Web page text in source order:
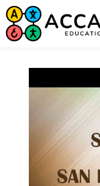
Saltar
al
contenido